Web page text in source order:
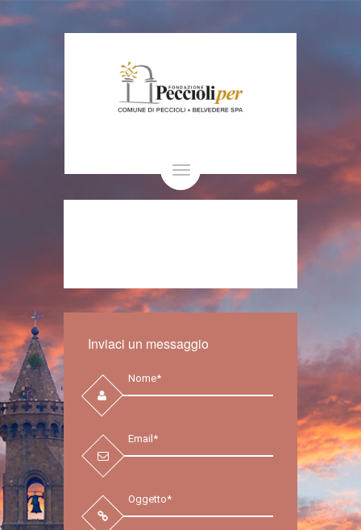
Toggle
navigation
Inviaci un messaggio